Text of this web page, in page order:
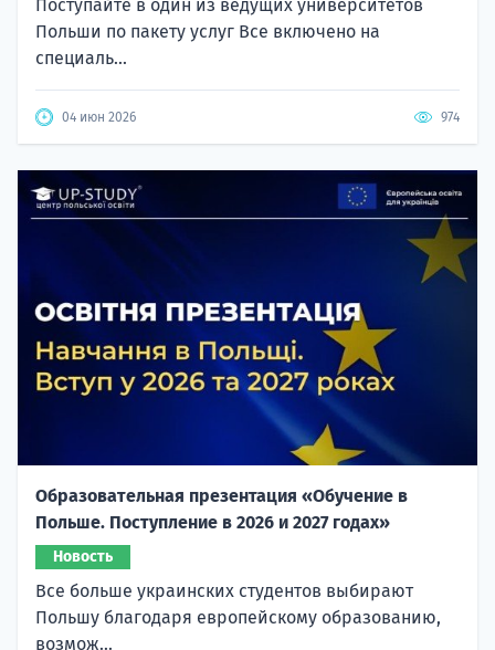
Польши по пакету услуг Все включено на
специаль...
Польше. Поступление в 2026 и 2027 годах»
Все больше украинских студентов выбирают
Польшу благодаря европейскому образованию,
возмож...